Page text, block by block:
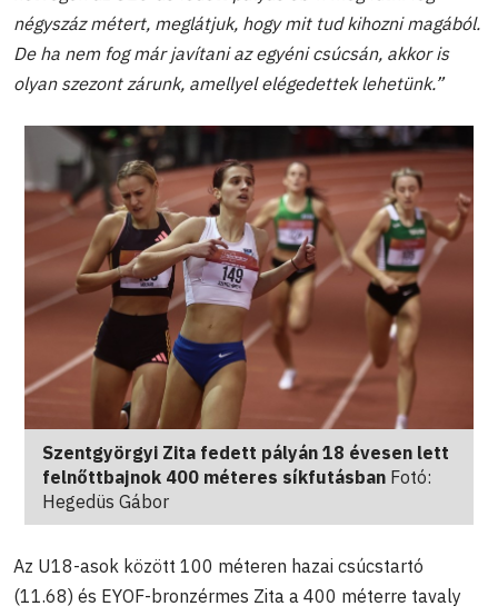
négyszáz métert, meglátjuk, hogy mit tud kihozni magából.
De ha nem fog már javítani az egyéni csúcsán, akkor is
olyan szezont zárunk, amellyel elégedettek lehetünk.”
Szentgyörgyi Zita fedett pályán 18 évesen lett
felnőttbajnok 400 méteres síkfutásban Fotó:
Hegedüs Gábor
Az U18-asok között 100 méteren hazai csúcstartó
(11.68) és EYOF-bronzérmes Zita a 400 méterre tavaly